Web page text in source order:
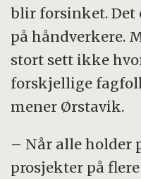
blir forsinket. Det
på håndverkere.
stort sett ikke
forskjellige
mener Ørstavik.
– Når alle holder
prosjekter på